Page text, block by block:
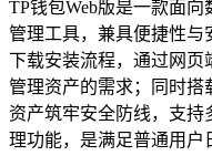
TP钱包Web版是一款面
管理工具，兼具便捷性与
下载安装流程，通过网页
管理资产的需求；同时搭
资产筑牢安全防线，支持
理功能，是满足普通用户